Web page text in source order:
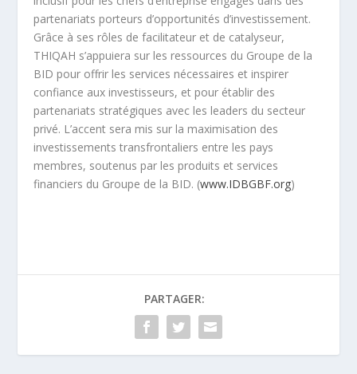
partenariats porteurs d’opportunités d’investissement.
Grâce à ses rôles de facilitateur et de catalyseur,
THIQAH s’appuiera sur les ressources du Groupe de la
BID pour offrir les services nécessaires et inspirer
confiance aux investisseurs, et pour établir des
partenariats stratégiques avec les leaders du secteur
privé. L’accent sera mis sur la maximisation des
investissements transfrontaliers entre les pays
membres, soutenus par les produits et services
financiers du Groupe de la BID. (www.IDBGBF.org)
PARTAGER: